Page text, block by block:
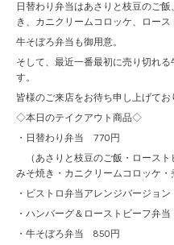
日替わり弁当はあさりと枝豆のご
き、カニクリームコロッケ、ロー
牛そぼろ弁当も御用意。
そして、最近一番最初に売り切れ
す。
皆様のご来店をお待ち申し上げてお
◇本日のテイクアウト商品◇
・日替わり弁当 770円
（あさりと枝豆のご飯・ロースト
みそ焼き・カニクリームコロッケ・
・ビストロ弁当アレンジバージョ
・ハンバーグ＆ローストビーフ弁
・牛そぼろ弁当 850円